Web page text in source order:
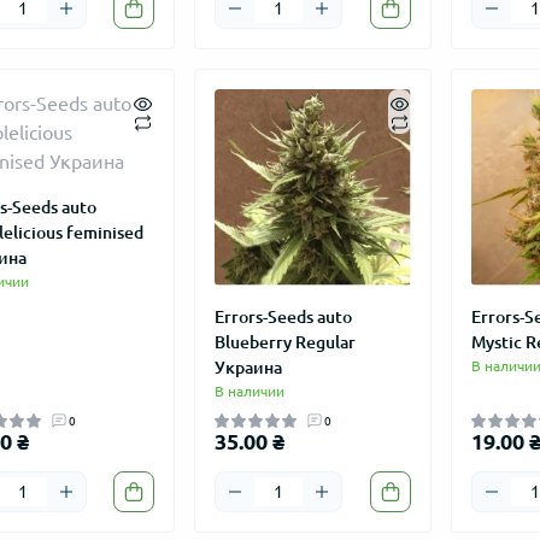
Колпак "LOVE GROW" сувенир
сталь 27 мм
150.00 ₴
95.00 ₴
Master-
feminised
189.00 ₴
145.00
Seeds auto
feminised
0
₴
Errors-Seeds auto
Blueberry Regular
Украина
В наличии
0
35.00 ₴
Errors-
Mystic
В наличии
19.00 ₴